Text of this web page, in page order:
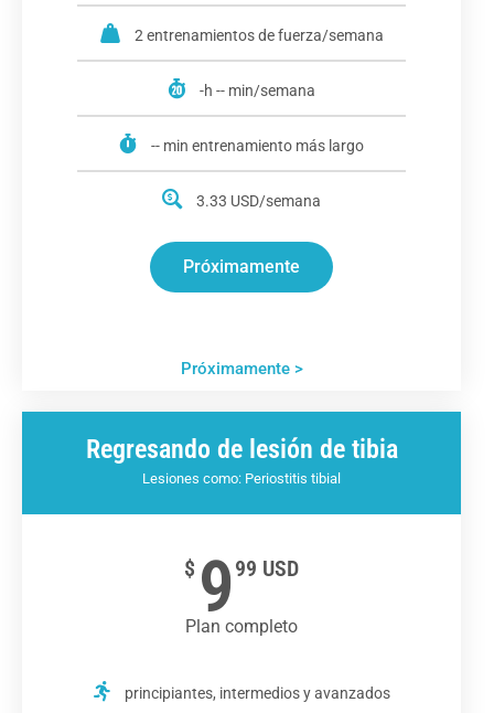
2 entrenamientos de fuerza/semana
-h -- min/semana
-- min entrenamiento más largo
3.33 USD/semana
Próximamente
Próximamente >
Regresando de lesión de tibia
Lesiones como: Periostitis tibial
$ 9 99 USD
Plan completo
principiantes, intermedios y avanzados